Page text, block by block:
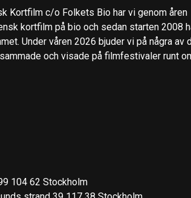
Kortfilm c/o Folkets Bio har vi genom åren
kortfilm på bio och sedan starten 2008
Under våren 2026 bjuder vi på några av
och visade på filmfestivaler runt
104 62 Stockholm